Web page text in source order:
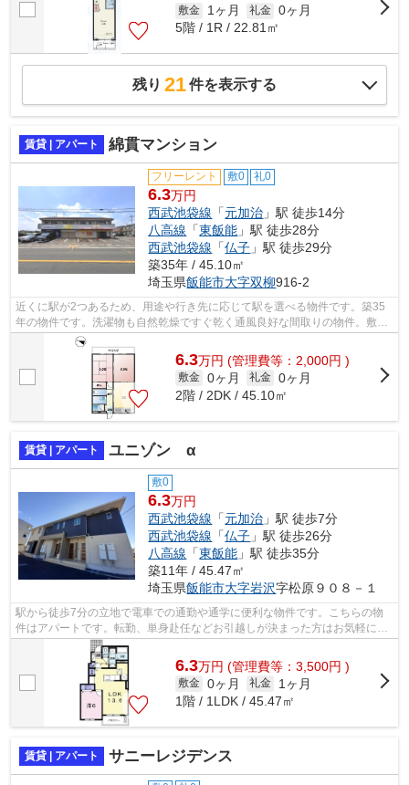
敷金 1ヶ月 礼金 0ヶ月
5階 / 1R / 22.81㎡
残り 21件を表示する
賃貸 | アパート 綿貫マンション
フリーレント 敷0 礼0
6.3万円
西武池袋線 「元加治 」駅 徒歩14分
八高線 「東飯能 」駅 徒歩28分
西武池袋線 「仏子 」駅 徒歩29分
築35年 / 45.10㎡
埼玉県飯能市大字双柳916-2
近くに駅が2つあるため、用途や行き先に応じて駅を選べる物件です。築35
年の物件です。洗濯物も自然乾燥ですぐ乾く通風良好な間取りの物件。敷地
内ごみ置き場があるため気軽にごみ捨て...
6.3万円 (管理費等：2,000円 )
敷金 0ヶ月 礼金 0ヶ月
2階 / 2DK / 45.10㎡
賃貸 | アパート ユニゾン α
敷0
6.3万円
西武池袋線 「元加治 」駅 徒歩7分
西武池袋線 「仏子 」駅 徒歩26分
八高線 「東飯能 」駅 徒歩35分
築11年 / 45.47㎡
埼玉県飯能市大字岩沢字松原９０８－１
駅から徒歩7分の立地で電車での通勤や通学に便利な物件です。こちらの物
件はアパートです。転勤、単身赴任などお引越しが決まった方はお気軽に当
社へお問い合せ下さい。飯能市エリアや...
6.3万円 (管理費等：3,500円 )
敷金 0ヶ月 礼金
1ヶ月
1階 / 1LDK / 45.47㎡
賃貸 | アパート サニーレジデンス